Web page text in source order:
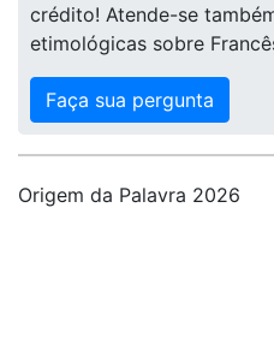
crédito! Atende-se
etimológicas sobre
Faça sua pergunta
Origem da Palavra 2026